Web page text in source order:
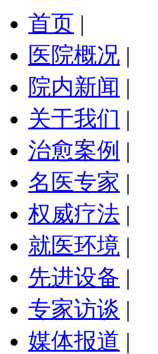
首页 |
医院概况 |
院内新闻 |
关于我们 |
治愈案例 |
名医专家 |
权威疗法 |
就医环境 |
先进设备 |
专家访谈 |
媒体报道 |